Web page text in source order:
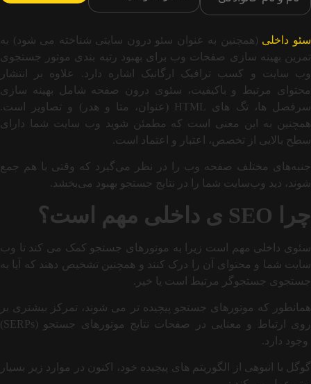
سئو داخلی (همچنین به عنوان سئو درون سایتی شناخته می شود) به
تمرین بهینه سازی صفحات وب برای بهبود رتبه بندی موتور جستجوی
وب سایت و کسب ترافیک ارگانیک اشاره دارد. علاوه بر انتشار
محتوای مرتبط و باکیفیت، سئوی درون صفحه شامل بهینه سازی
سرفصل ها، تگ های HTML (عنوان، متا و هدر) و تصاویر است.
همچنین به این معنی است که مطمئن شوید وب سایت شما دارای
سطح بالایی از تخصص، اعتبار و اعتماد است.
جنبه‌های مختلف صفحه وب را در نظر می‌گیرد که وقتی با هم جمع
شوند، دید وب‌سایت شما را در نتایج جستجو بهبود می‌بخشد.
چرا ی داخلی مهم است؟
سئوی داخلی مهم است زیرا به موتورهای جستجو کمک می کند تا وب
سایت شما و محتوای آن را درک کنند و همچنین تشخیص دهند که آیا به
جستجوی جستجوگر مرتبط است یا خیر.
همانطور که موتورهای جستجو پیچیده تر می شوند، تمرکز بیشتری بر
روی ارتباط و معنایی در صفحات نتایج موتورهای جستجو (SERPs)
وجود دارد.
گوگل با انبوهی از الگوریتم های پیچیده خود، اکنون در موارد زیر بسیار